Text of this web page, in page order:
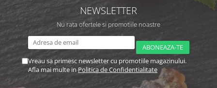
NEWSLETTER
Nu rata ofertele si promotiile noastre
Vreau sa primesc newsletter cu promotiile magazinului.
Afla mai multe inPolitica de Confidentialitate